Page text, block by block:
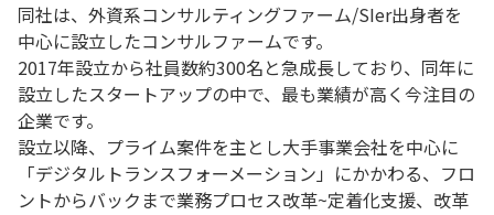
同社は、外資系コンサルティングファーム/SIer出身者を
中心に設立したコンサルファームです。
2017年設立から社員数約300名と急成長しており、同年に
設立したスタートアップの中で、最も業績が高く今注目の
企業です。
設立以降、プライム案件を主とし大手事業会社を中心に
「デジタルトランスフォーメーション」にかかわる、フロ
ントからバックまで業務プロセス改革~定着化支援、改革